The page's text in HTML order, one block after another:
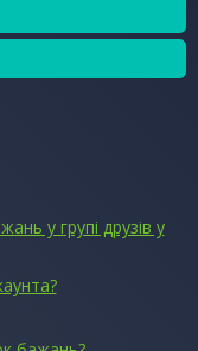
у групі друзів у